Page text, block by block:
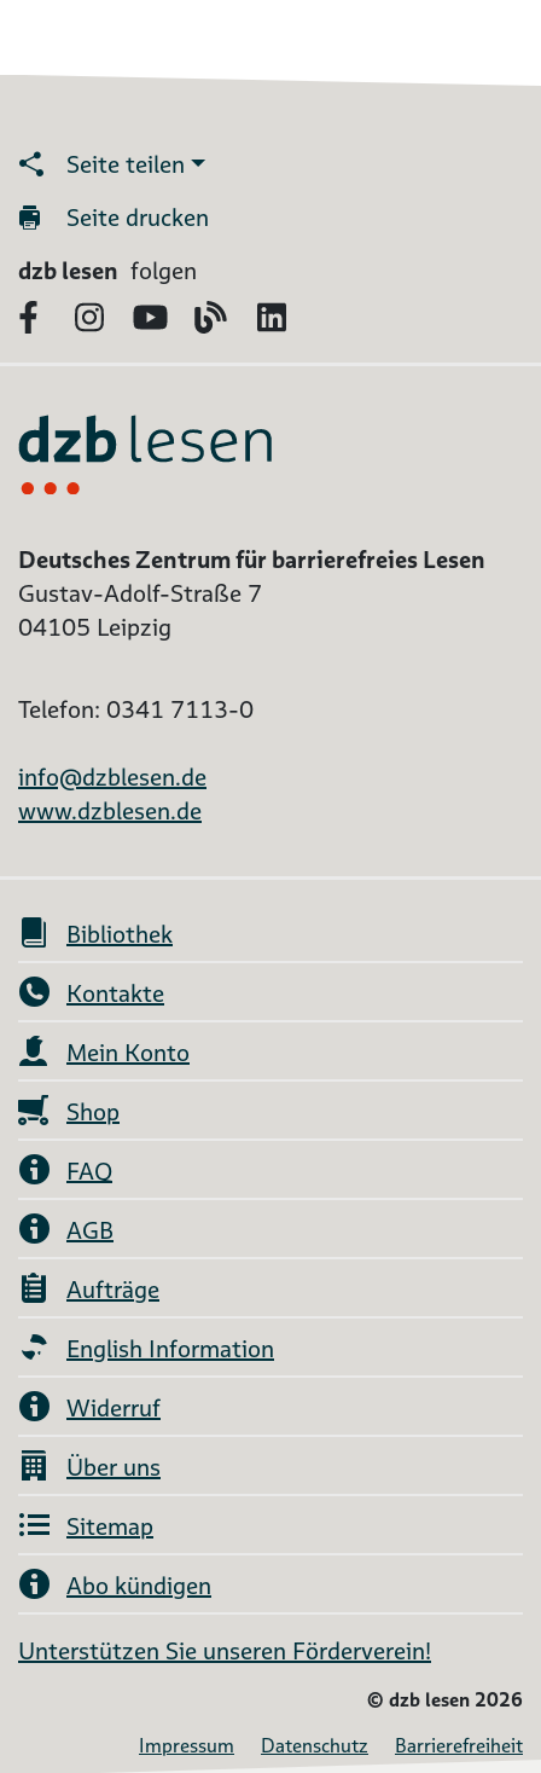
Seite teilen
Seite drucken
dzb lesen folgen
FacebookInstagram
YouTubeBlog
Deutsches Zentrum für barrierefreies Lesen
Gustav-Adolf-Straße 7
04105 Leipzig
Telefon: 0341 7113-0
info@dzblesen.de
www.dzblesen.de
Bibliothek
Kontakte
Mein Konto
Shop
FAQ
AGB
Aufträge
English Information
Widerruf
Über uns
Sitemap
Abo kündigen
Unterstützen Sie unseren Förderverein!
© dzb lesen 2026
Impressum
Datenschutz Barrierefreiheit